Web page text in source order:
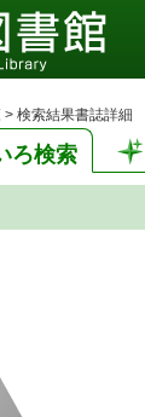
> 検索結果書誌詳細
ろ検索